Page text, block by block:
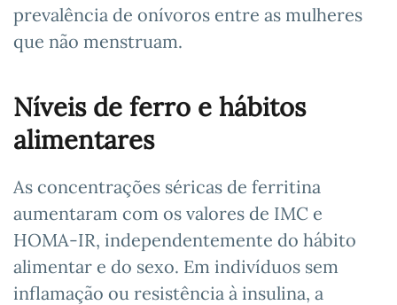
prevalência de onívoros entre as mulheres
que não menstruam.
Níveis de ferro e hábitos
alimentares
As concentrações séricas de ferritina
aumentaram com os valores de IMC e
HOMA-IR, independentemente do hábito
alimentar e do sexo. Em indivíduos sem
inflamação ou resistência à insulina, a